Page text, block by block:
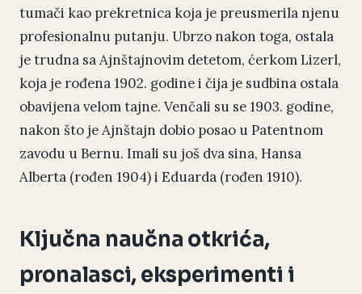
tumači kao prekretnica koja je preusmerila njenu
profesionalnu putanju. Ubrzo nakon toga, ostala
je trudna sa Ajnštajnovim detetom, ćerkom Lizerl,
koja je rođena 1902. godine i čija je sudbina ostala
obavijena velom tajne. Venčali su se 1903. godine,
nakon što je Ajnštajn dobio posao u Patentnom
zavodu u Bernu. Imali su još dva sina, Hansa
Alberta (rođen 1904) i Eduarda (rođen 1910).
Ključna naučna otkrića,
pronalasci, eksperimenti i